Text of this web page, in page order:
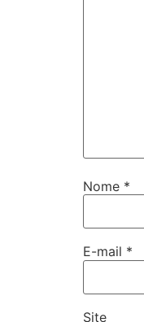
Nome *
E-mail *
Site